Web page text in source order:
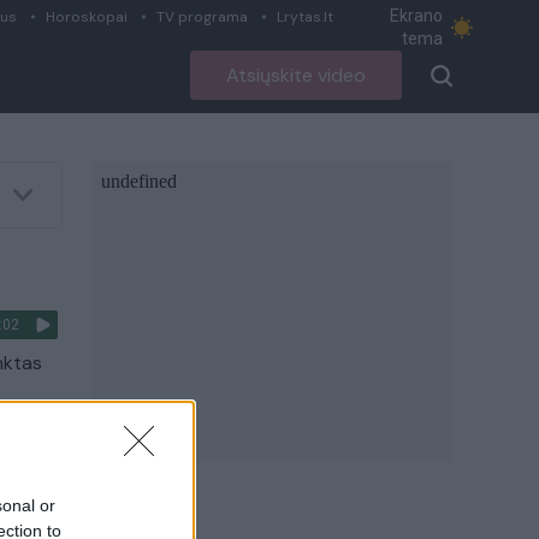
or
to
Horoskopai TV programa Lrytas.lt
Ekrano
tema
Atsiųskite video